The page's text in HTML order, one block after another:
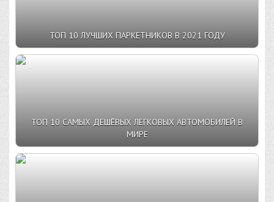
ТОП 10 ЛУЧШИХ ПАРКЕТНИКОВ В 2021 ГОДУ
ТОП 10 САМЫХ ДЕШЁВЫХ ЛЕГКОВЫХ АВТОМОБИЛЕЙ В
МИРЕ